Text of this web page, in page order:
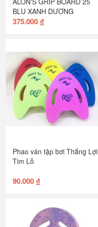
BLU XANH DƯƠNG
375.000 ₫
Phao ván tập bơi Thắng Lợi
Tim Lỗ
90.000 ₫